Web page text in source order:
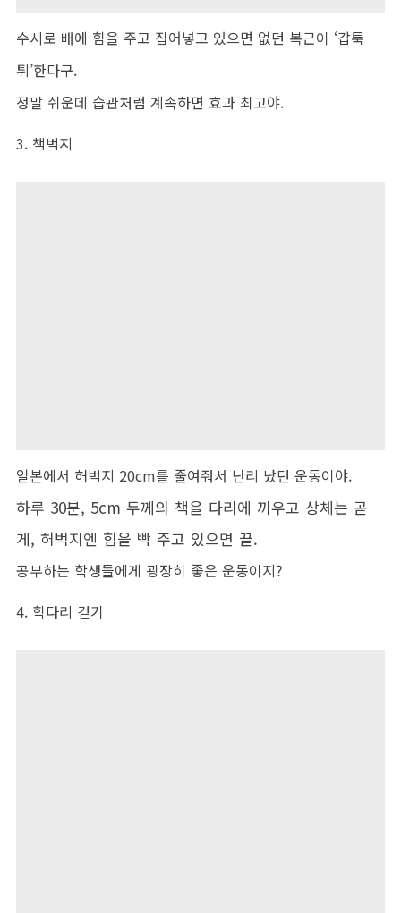
수시로 배에 힘을 주고 집어넣고 있으면 없던 복근이 ‘갑툭
튀’한다구.
정말 쉬운데 습관처럼 계속하면 효과 최고야.
3. 책벅지
일본에서 허벅지 20cm를 줄여줘서 난리 났던 운동이야.
하루 30분, 5cm 두께의 책을 다리에 끼우고 상체는 곧
게, 허벅지엔 힘을 빡 주고 있으면 끝.
공부하는 학생들에게 굉장히 좋은 운동이지?
4. 학다리 걷기